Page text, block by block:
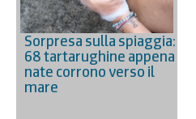
Sorpresa sulla spiaggia:
68 tartarughine appena
nate corrono verso il
mare